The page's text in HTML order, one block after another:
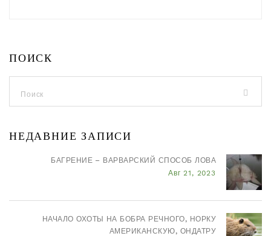
ПОИСК
НЕДАВНИЕ ЗАПИСИ
БАГРЕНИЕ – ВАРВАРСКИЙ СПОСОБ ЛОВА
Авг 21, 2023
НАЧАЛО ОХОТЫ НА БОБРА РЕЧНОГО, НОРКУ
АМЕРИКАНСКУЮ, ОНДАТРУ